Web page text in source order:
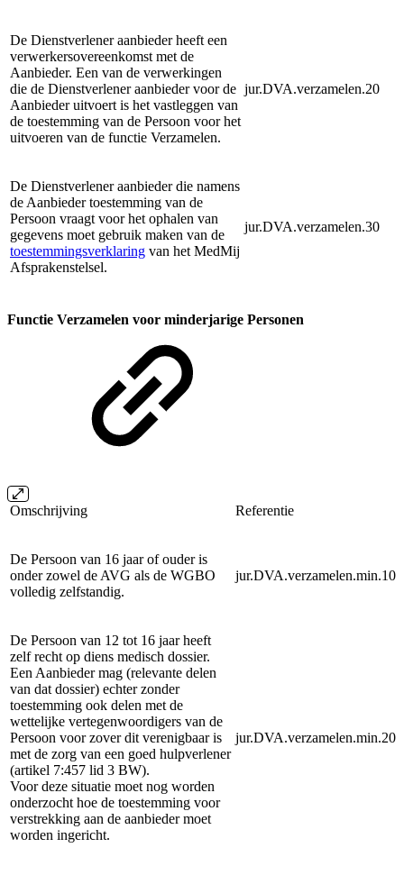
De Dienstverlener aanbieder heeft een
verwerkersovereenkomst met de
Aanbieder. Een van de verwerkingen
die de Dienstverlener aanbieder voor de
Aanbieder uitvoert is het vastleggen van
de toestemming van de Persoon voor het
uitvoeren van de functie Verzamelen.
jur.DVA.verzamelen.20
De Dienstverlener aanbieder die namens
de Aanbieder toestemming van de
Persoon vraagt voor het ophalen van
gegevens moet gebruik maken van de
toestemmingsverklaring van het MedMij
Afsprakenstelsel.
jur.DVA.verzamelen.30
Functie Verzamelen voor minderjarige Personen
Omschrijving Referentie
De Persoon van 16 jaar of ouder is
onder zowel de AVG als de WGBO
volledig zelfstandig.
jur.DVA.verzamelen.min.10
De Persoon van 12 tot 16 jaar heeft
zelf recht op diens medisch dossier.
Een Aanbieder mag (relevante delen
van dat dossier) echter zonder
toestemming ook delen met de
wettelijke vertegenwoordigers van de
Persoon voor zover dit verenigbaar is
met de zorg van een goed hulpverlener
(artikel 7:457 lid 3 BW).
Voor deze situatie moet nog worden
onderzocht hoe de toestemming voor
verstrekking aan de aanbieder moet
worden ingericht.
jur.DVA.verzamelen.min.20